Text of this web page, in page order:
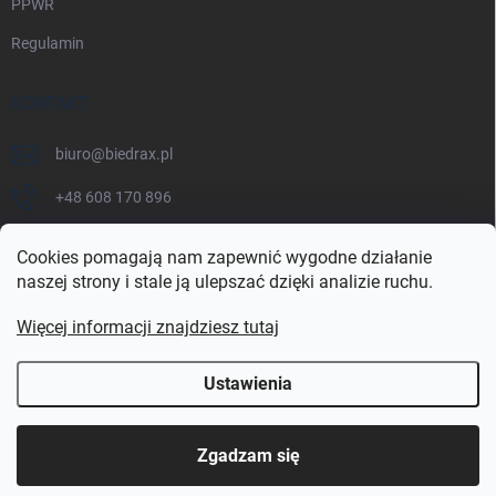
Cookies pomagają nam zapewnić wygodne działanie
naszej strony i stale ją ulepszać dzięki analizie ruchu.
Więcej informacji znajdziesz tutaj
Ustawienia
Zgadzam się
PPWR
Regulamin
KONTAKT
biuro@biedrax.pl
+48 608 170 896
biedrax.pl . Wszystkie prawa zastrzeżone.